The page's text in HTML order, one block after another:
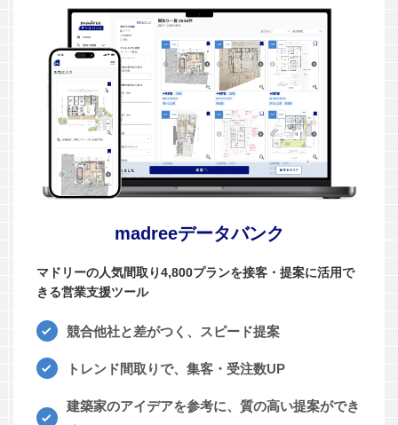
madreeデータバンク
マドリーの人気間取り4,800プランを接客・提案に活用で
きる営業支援ツール
競合他社と差がつく、スピード提案
トレンド間取りで、集客・受注数UP
建築家のアイデアを参考に、質の高い提案ができ